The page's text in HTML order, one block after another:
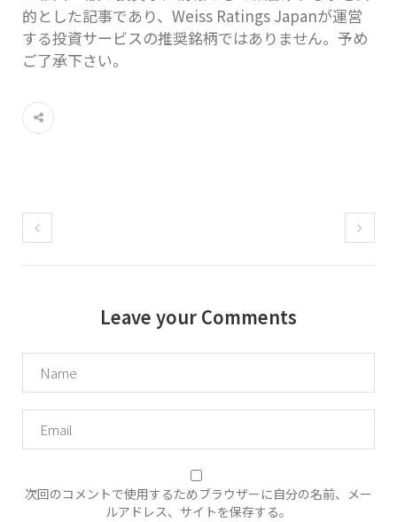
的とした記事であり、Weiss Ratings Japanが運営
する投資サービスの推奨銘柄ではありません。予め
ご了承下さい。
Leave your Comments
次回のコメントで使用するためブラウザーに自分の名前、メー
ルアドレス、サイトを保存する。